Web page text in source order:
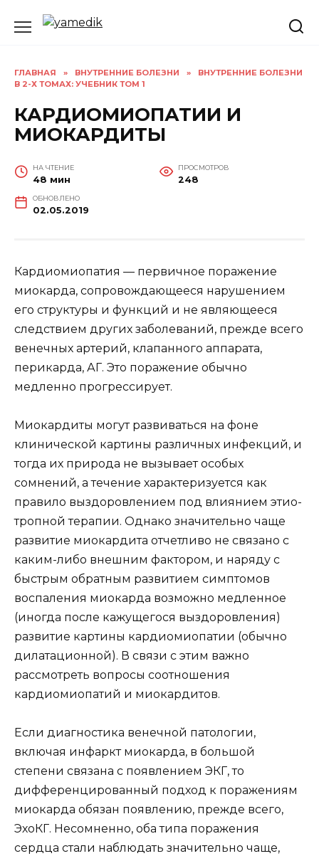
ГЛАВНАЯ » ВНУТРЕННИЕ БОЛЕЗНИ »
ВНУТРЕННИЕ БОЛЕЗНИ
В 2-Х ТОМАХ: УЧЕБНИК ТОМ 1
КАРДИОМИОПАТИИ И
МИОКАРДИТЫ
НА ЧТЕНИЕ
48 мин
ПРОСМОТРОВ
248
ОБНОВЛЕНО
02.05.2019
Кардиомиопатия — первичное поражение
миокарда, сопровождающееся нарушением
его структуры и функций и не являющееся
следствием других заболеваний, прежде всего
венечных артерий, клапанного аппарата,
перикарда, АГ. Это поражение обычно
медленно прогрессирует.
Миокардиты могут развиваться на фоне
клинической картины различных инфекций, и
тогда их природа не вызывает особых
сомнений, а течение характеризуется как
правило выздоровлением под влиянием этио­
тропной терапии. Однако значительно чаще
развитие миокардита отчетливо не связано с
каким-либо внешним фактором, и наряду с
быстрым обратным развитием симптомов
воспаления миокарда возможно медленное
(иногда после кажущегося выздоровления)
развитие картины кардиомиопатии (обычно
дилатационной). В связи с этим важно
рассмотреть вопросы соотношения
кардиомиопатий и миокардитов.
Если диагностика венечной патологии,
включая инфаркт миокарда, в большой
степени связана с появлением ЭКГ, то
дифференцированный подход к поражениям
миокарда обязан появлению, прежде всего,
ЭхоКГ. Несомненно, оба типа поражения
сердца стали наблюдать значительно чаще,